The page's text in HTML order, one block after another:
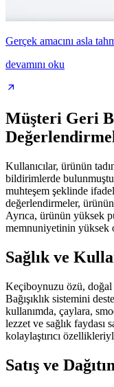
Gerçek amacını asla
devamını oku
Müşteri Geri
Kullanıcılar, ürünün
bildirimlerde
muhteşem şeklinde
değerlendirmeler,
Ayrıca, ürünün yüksek
memnuniyetinin yüksek
Sağlık ve
Keçiboynuzu özü, doğal
Bağışıklık sistemini
kullanımda, çaylara,
lezzet ve sağlık faydası
kolaylaştırıcı
Satış ve